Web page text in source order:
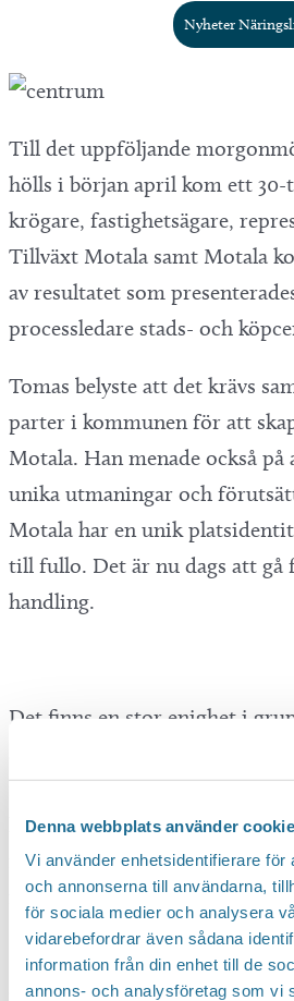
Denna webbplats använder
Vi använder enhetsidentifierare för
och annonserna till användarna,
för sociala medier och analysera
vidarebefordrar även sådana
information från din enhet till de
annons- och analysföretag som vi
Nyheter
Till det uppföljande
hölls i början april kom ett 30-
krögare, fastighetsägare,
Tillväxt Motala samt Motala
av resultatet som
processledare stads- och
Tomas belyste att det krävs
parter i kommunen för att
Motala. Han menade också på
unika utmaningar och
Motala har en unik
till fullo. Det är nu dags att
handling.
Det finns en stor enighet i
av en gemensam
för den framtida
handlar om att fortsätta med
redan görs idag där Tillväxt
nätet.
– Det handlar även om att
där representanter från olika